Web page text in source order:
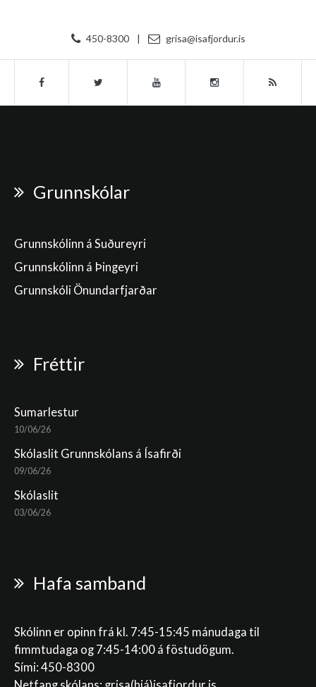
450-8300 | grisa@isafjordur.is
Grunnskólar
Grunnskólinn á Suðureyri
Grunnskólinn á Þingeyri
Grunnskóli Önundarfjarðar
Fréttir
Sumarlestur
10/06/26
Skólaslit Grunnskólans á Ísafirði
09/06/26
Skólaslit
03/06/26
Hafa samband
Skólinn er opinn frá kl. 7:45-15:45 mánudaga til
fimmtudaga og 7:45-14:00 á föstudögum.
Sími: 450-8300